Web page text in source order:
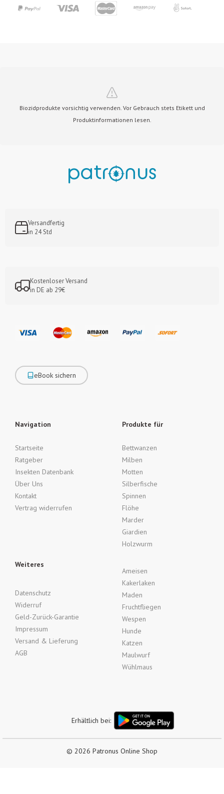
Versandfertig
in 24 Std
Kostenloser Versand
in DE ab 29€
eBook sichern
Navigation
Startseite
Ratgeber
Insekten Datenbank
Über Uns
Kontakt
Vertrag widerrufen
Produkte für
Bettwanzen
Milben
Motten
Silberfische
Spinnen
Flöhe
Marder
Giardien
Holzwurm
Weiteres
Datenschutz
Widerruf
Geld-Zurück-Garantie
Impressum
Versand & Lieferung
AGB
Ameisen
Kakerlaken
Maden
Fruchtfliegen
Wespen
Hunde
Katzen
Maulwurf
Wühlmaus
© 2026 Patronus Online Shop
Erhältlich bei:
Biozidprodukte vorsichtig verwenden. Vor Gebrauch stets Etikett und
Produktinformationen lesen.